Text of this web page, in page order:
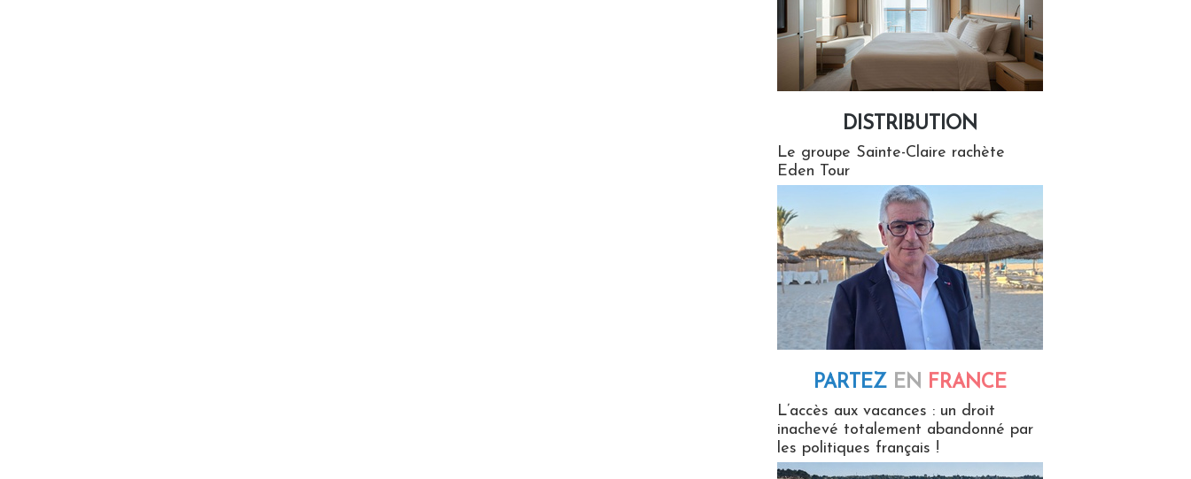
DISTRIBUTION
Le groupe Sainte-Claire rachète
Eden Tour
PARTEZ EN FRANCE
L’accès aux vacances : un droit
inachevé totalement abandonné par
les politiques français !